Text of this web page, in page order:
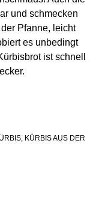
und schmecken
Pfanne, leicht
es unbedingt
ist schnell
, KÜRBIS AUS DER